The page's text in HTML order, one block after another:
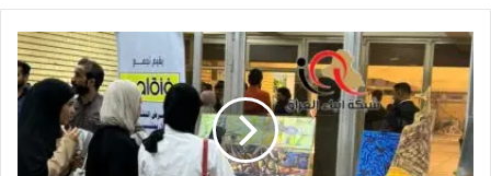
المعرض
التشكيلي
الثالث
في
الجامعة
المستنصرية